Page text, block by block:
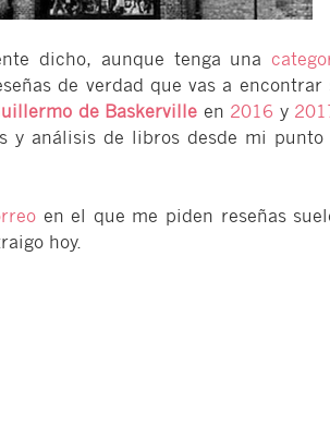
dicho, aunque tenga una
de verdad que vas a encontrar
de Baskerville en 2016 y
y análisis de libros desde mi
en el que me piden reseñas
hoy.